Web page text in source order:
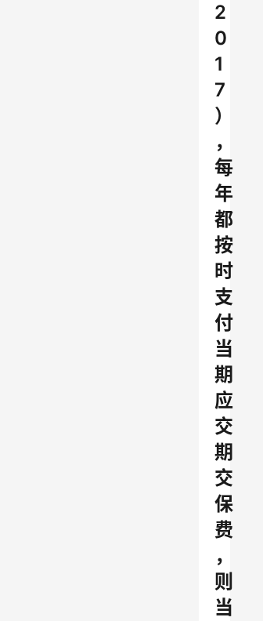
2
0
1
7
）
，
每
年
都
按
时
支
付
当
期
应
交
期
交
保
费
，
则
当